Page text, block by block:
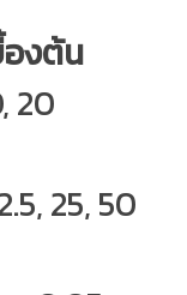
งต้น
20
25, 50